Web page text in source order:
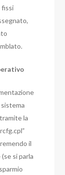
fissi
la
il
si parla